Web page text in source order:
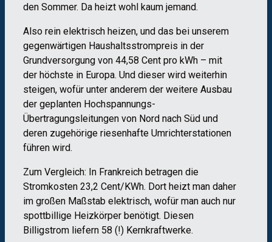
den Sommer. Da heizt wohl kaum jemand.
Also rein elektrisch heizen, und das bei unserem
gegenwärtigen Haushaltsstrompreis in der
Grundversorgung von 44,58 Cent pro kWh – mit
der höchste in Europa. Und dieser wird weiterhin
steigen, wofür unter anderem der weitere Ausbau
der geplanten Hochspannungs-
Übertragungsleitungen von Nord nach Süd und
deren zugehörige riesenhafte Umrichterstationen
führen wird.
Zum Vergleich: In Frankreich betragen die
Stromkosten 23,2 Cent/KWh. Dort heizt man daher
im großen Maßstab elektrisch, wofür man auch nur
spottbillige Heizkörper benötigt. Diesen
Billigstrom liefern 58 (!) Kernkraftwerke.